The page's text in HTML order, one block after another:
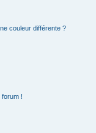
couleur différente ?
forum !